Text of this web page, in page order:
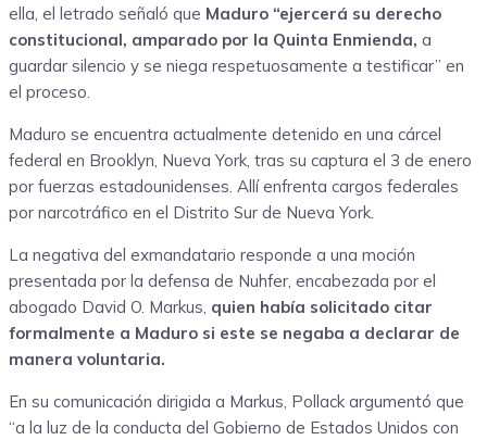
ella, el letrado señaló que Maduro “ejercerá su derecho
constitucional, amparado por la Quinta Enmienda, a
guardar silencio y se niega respetuosamente a testificar” en
el proceso.
Maduro se encuentra actualmente detenido en una cárcel
federal en Brooklyn, Nueva York, tras su captura el 3 de enero
por fuerzas estadounidenses. Allí enfrenta cargos federales
por narcotráfico en el Distrito Sur de Nueva York.
La negativa del exmandatario responde a una moción
presentada por la defensa de Nuhfer, encabezada por el
abogado David O. Markus, quien había solicitado citar
formalmente a Maduro si este se negaba a declarar de
manera voluntaria.
En su comunicación dirigida a Markus, Pollack argumentó que
“a la luz de la conducta del Gobierno de Estados Unidos con